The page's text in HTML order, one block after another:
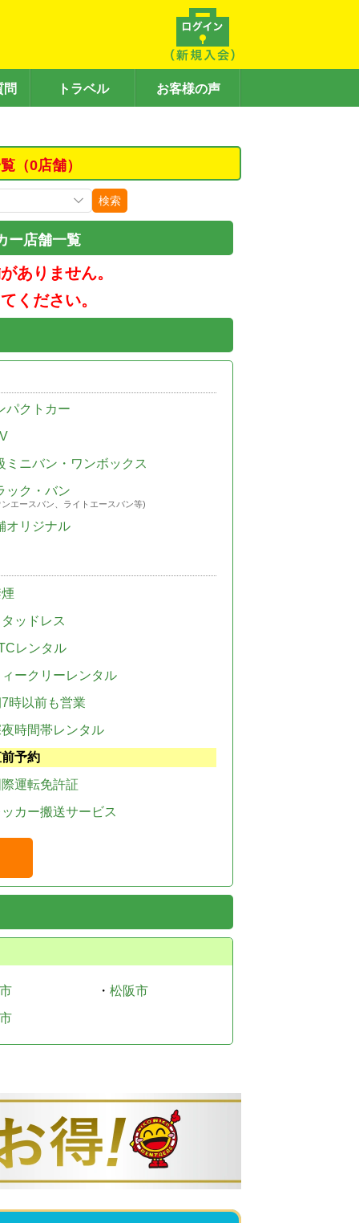
問 トラベル お客様の声
（0店舗）
検索
ー店舗一覧
ありません。
ください。
パクトカー
ミニバン・ワンボックス
ック・バン
エースバン、ライトエースバン等)
オリジナル
ッドレス
レンタル
ークリーレンタル
時以前も営業
時間帯レンタル
予約
運転免許証
カー搬送サービス
・ 松阪市